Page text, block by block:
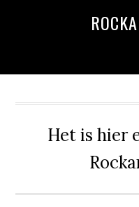
Het is hier